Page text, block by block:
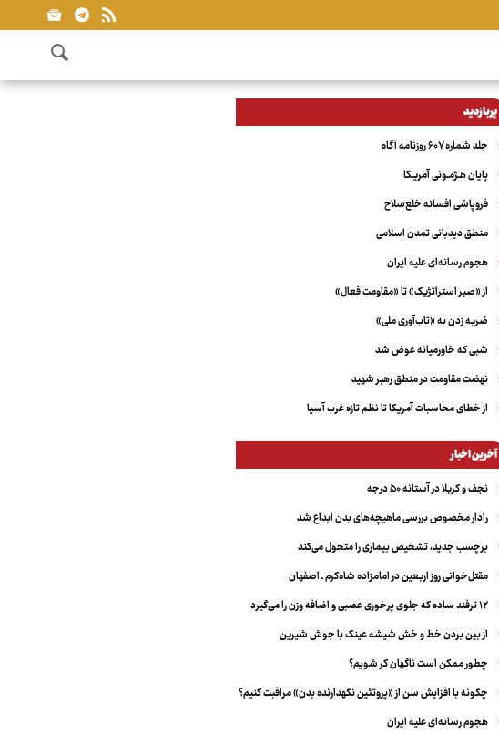
پربازدید
جلد شماره ۶۰۷ روزنامه آگاه
پایان هـژمـونی آمریـکا
فروپاشی افسانه خلع‌سلاح
منطق دیدبانی تمدن اسلامی
هجوم رسانه‌ای علیه ایران
از «صبر استراتژیک» تا «مقاومت فعال»
ضربه زدن به «تاب‌آوری ملی»
شبی که خاورمیانه عوض شد
نهضت مقاومت در منطق رهبر شهید
از خطای محاسبات آمریکا تا نظم تازه غرب آسیا
آخرین اخبار
نجف و کربلا در آستانه ۵۰ درجه
رادار مخصوص بررسی ماهیچه‌های بدن ابداع شد
برچسب جدید، تشخیص بیماری را متحول می‌کند
مقتل‌خوانی روز اربعین در امامزاده شاه‌کرم ـ اصفهان
۱۲ ترفند ساده که جلوی پرخوری عصبی و اضافه ‌وزن را می‌گیرد
از بین بردن خط و خش شیشه عینک با جوش شیرین
چطور ممکن است ناگهان کر شویم؟
چگونه با افزایش سن از «پروتئین نگهدارنده بدن» مراقبت کنیم؟
هجوم رسانه‌ای علیه ایران